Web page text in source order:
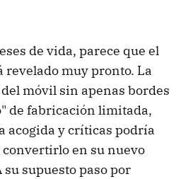
de vida, parece que el
revelado muy pronto. La
móvil sin apenas bordes
de fabricación limitada,
acogida y críticas podría
en su nuevo
supuesto paso por